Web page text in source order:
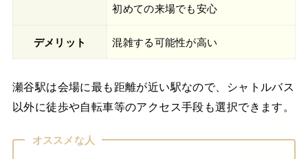
初めての来場でも安心
デメリット 混雑する可能性が高い
瀬谷駅は会場に最も距離が近い駅なので、シャトルバス
以外に徒歩や自転車等のアクセス手段も選択できます。
オススメな人